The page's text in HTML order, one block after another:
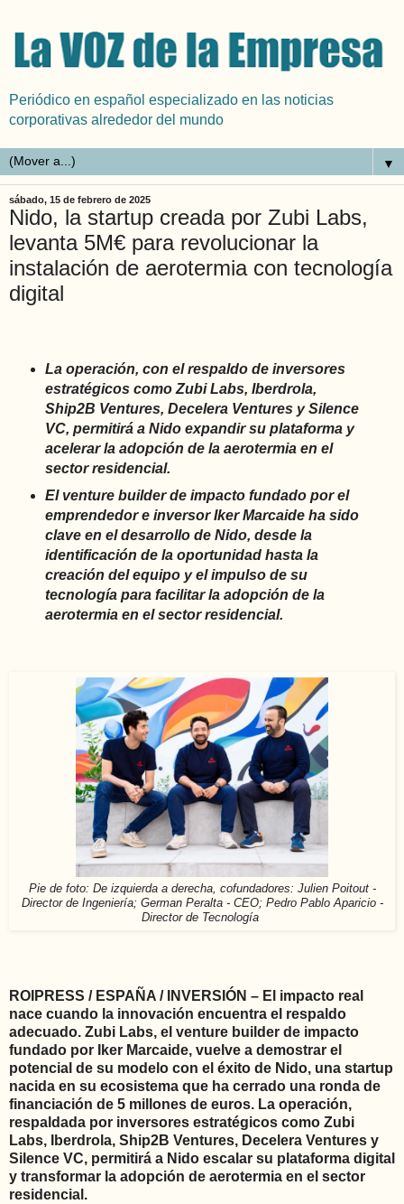
Periódico en español especializado en las noticias
corporativas alrededor del mundo
▼
sábado, 15 de febrero de 2025
Nido, la startup creada por Zubi Labs,
levanta 5M€ para revolucionar la
instalación de aerotermia con tecnología
digital
La operación, con el respaldo de inversores
estratégicos como Zubi Labs, Iberdrola,
Ship2B Ventures, Decelera Ventures y Silence
VC, permitirá a Nido expandir su plataforma y
acelerar la adopción de la aerotermia en el
sector residencial.
El venture builder de impacto fundado por el
emprendedor e inversor Iker Marcaide ha sido
clave en el desarrollo de Nido, desde la
identificación de la oportunidad hasta la
creación del equipo y el impulso de su
tecnología para facilitar la adopción de la
aerotermia en el sector residencial.
Pie de foto: De izquierda a derecha, cofundadores: Julien Poitout -
Director de Ingeniería; German Peralta - CEO; Pedro Pablo Aparicio -
Director de Tecnología
ROIPRESS / ESPAÑA / INVERSIÓN – El impacto real
nace cuando la innovación encuentra el respaldo
adecuado. Zubi Labs, el venture builder de impacto
fundado por Iker Marcaide, vuelve a demostrar el
potencial de su modelo con el éxito de Nido, una startup
nacida en su ecosistema que ha cerrado una ronda de
financiación de 5 millones de euros. La operación,
respaldada por inversores estratégicos como Zubi
Labs, Iberdrola, Ship2B Ventures, Decelera Ventures y
Silence VC, permitirá a Nido escalar su plataforma digital
y transformar la adopción de aerotermia en el sector
residencial.